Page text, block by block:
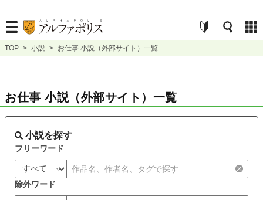
TOP > 小説 > お仕事 小説（外部サイト）一覧
お仕事 小説（外部サイト）一覧
小説を探す
フリーワード
除外ワード